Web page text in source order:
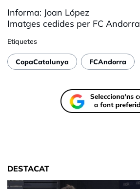
Informa: Joan López
Imatges cedides per FC Andorra
Etiquetes
CopaCatalunya FCAndorra
DESTACAT